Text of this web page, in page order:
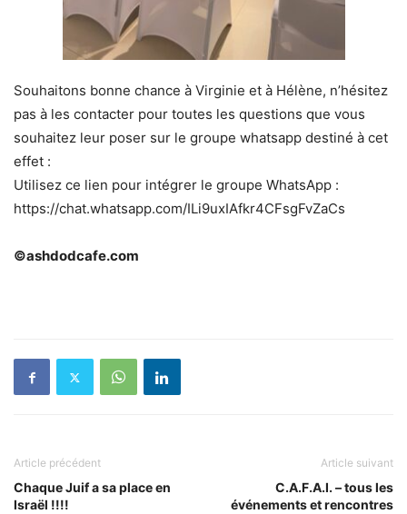
Souhaitons bonne chance à Virginie et à Hélène, n’hésitez
pas à les contacter pour toutes les questions que vous
souhaitez leur poser sur le groupe whatsapp destiné à cet
effet :
Utilisez ce lien pour intégrer le groupe WhatsApp :
https://chat.whatsapp.com/ILi9uxIAfkr4CFsgFvZaCs
©ashdodcafe.com
Article précédent
Chaque Juif a sa place en
Israël !!!!
Article suivant
C.A.F.A.I. – tous les
événements et rencontres